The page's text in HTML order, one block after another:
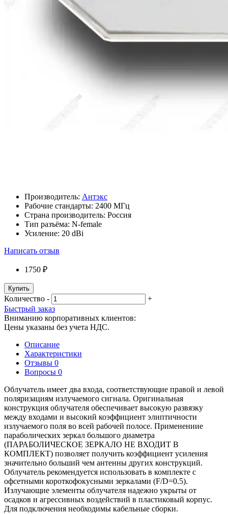
Производитель: Антэкс
Рабочие стандарты: 2400 МГц
Страна производитель: Россия
Тип разъёма: N-female
Усиление: 20 dBi
Написать отзыв
1750 ₽
Купить
Количество -
+
Быстрый заказ
Вниманию корпоративных клиентов:
Цены указаны без учета НДС.
Описание
Характеристики
Отзывы 0
Вопросы 0
Облучатель имеет два входа, соответствующие правой и левой
поляризациям излучаемого сигнала. Оригинальная
конструкция облучателя обеспечивает высокую развязку
между входами и высокий коэффициент элиптичности
излучаемого поля во всей рабочей полосе. Применениие
параболических зеркал большого диаметра
(ПАРАБОЛИЧЕСКОЕ ЗЕРКАЛО НЕ ВХОДИТ В
КОМПЛЕКТ) позволяет получить коэффициент усиления
значительно больший чем антенны других конструкций.
Облучатель рекомендуется использовать в комплекте с
офсетными короткофокусными зеркалами (F/D=0.5).
Излучающие элементы облучателя надежно укрыты от
осадков и агрессивных воздействий в пластиковый корпус.
Для подключения необходимы кабельные сборки.